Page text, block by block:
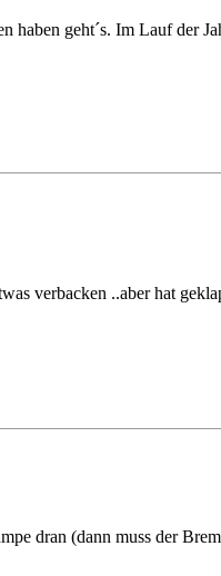
haben geht´s. Im Lauf der
verbacken ..aber hat
dran (dann muss der